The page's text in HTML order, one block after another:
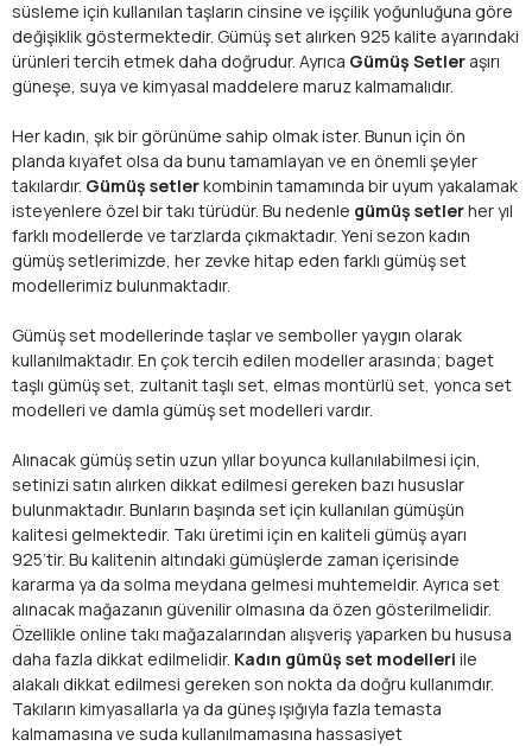
süsleme için kullanılan taşların cinsine ve işçilik yoğunluğuna göre
değişiklik göstermektedir. Gümüş set alırken 925 kalite ayarındaki
ürünleri tercih etmek daha doğrudur. Ayrıca Gümüş Setler aşırı
güneşe, suya ve kimyasal maddelere maruz kalmamalıdır.
Her kadın, şık bir görünüme sahip olmak ister. Bunun için ön
planda kıyafet olsa da bunu tamamlayan ve en önemli şeyler
takılardır. Gümüş setlerkombinin tamamında bir uyum yakalamak
isteyenlere özel bir takı türüdür. Bu nedenle gümüş setlerher yıl
farklı modellerde ve tarzlarda çıkmaktadır. Yeni sezon kadın
gümüş setlerimizde, her zevke hitap eden farklı gümüş set
modellerimiz bulunmaktadır.
Gümüş set modellerinde taşlar ve semboller yaygın olarak
kullanılmaktadır. En çok tercih edilen modeller arasında; baget
taşlı gümüş set, zultanit taşlı set, elmas montürlü set, yonca set
modelleri ve damla gümüş set modelleri vardır.
Alınacak gümüş setin uzun yıllar boyunca kullanılabilmesi için,
setinizi satın alırken dikkat edilmesi gereken bazı hususlar
bulunmaktadır. Bunların başında set için kullanılan gümüşün
kalitesi gelmektedir. Takı üretimi için en kaliteli gümüş ayarı
925’tir. Bu kalitenin altındaki gümüşlerde zaman içerisinde
kararma ya da solma meydana gelmesi muhtemeldir. Ayrıca set
alınacak mağazanın güvenilir olmasına da özen gösterilmelidir.
Özellikle online takı mağazalarından alışveriş yaparken bu hususa
daha fazla dikkat edilmelidir. Kadın gümüş set modelleri ile
alakalı dikkat edilmesi gereken son nokta da doğru kullanımdır.
Takıların kimyasallarla ya da güneş ışığıyla fazla temasta
kalmamasına ve suda kullanılmamasına hassasiyet